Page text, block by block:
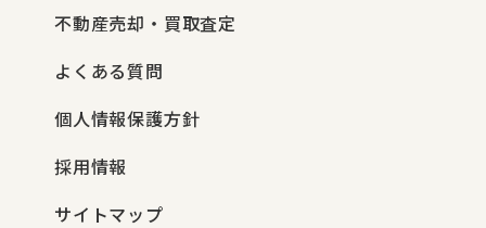
不動産売却・買取査定
よくある質問
個人情報保護方針
採用情報
サイトマップ